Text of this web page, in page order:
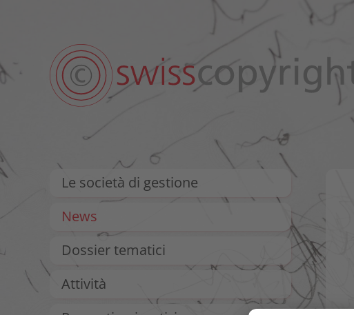
Le società di gestione
News
Dossier tematici
Attività